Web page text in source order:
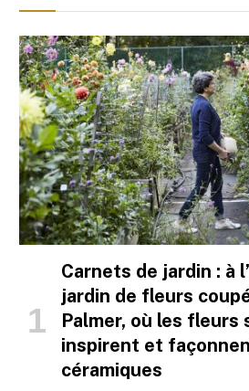
Carnets de jardin : à
jardin de fleurs
Palmer, où les fleurs
inspirent et
céramiques